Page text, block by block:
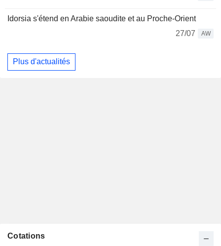
Idorsia s'étend en Arabie saoudite et au Proche-Orient
27/07
AW
Plus d'actualités
Cotations